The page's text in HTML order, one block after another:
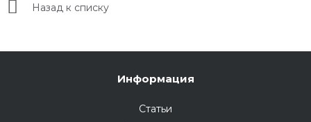
Назад к списку
Информация
Статьи